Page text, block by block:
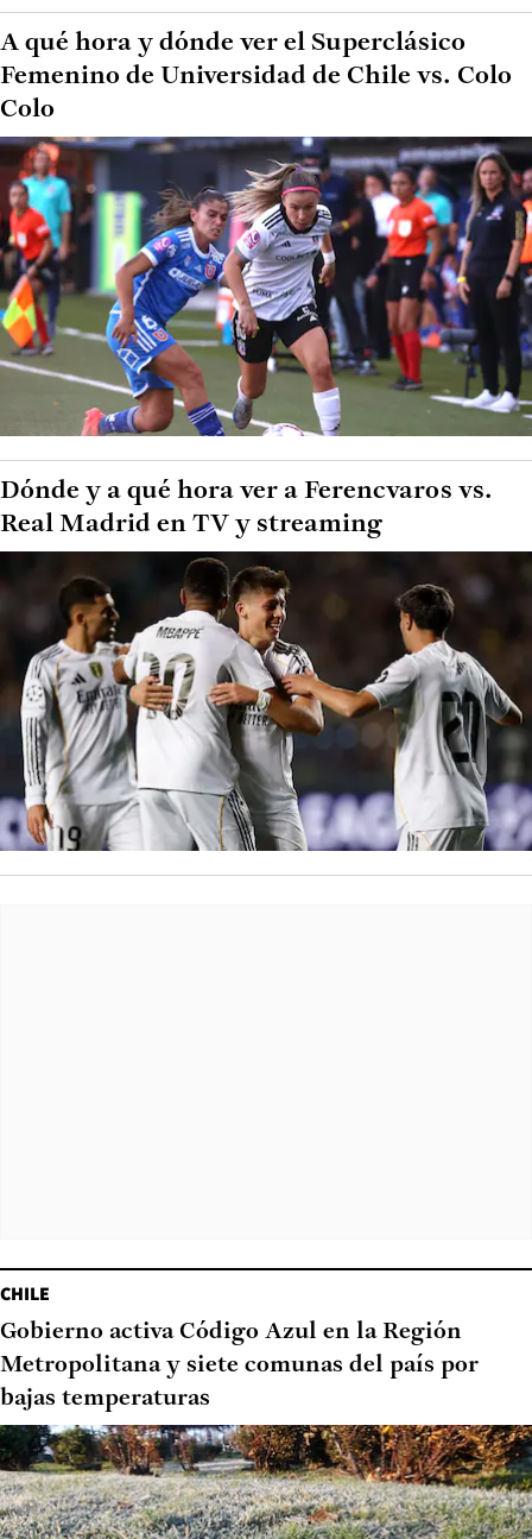
A qué hora y dónde ver el Superclásico
Femenino de Universidad de Chile vs. Colo
Colo
Dónde y a qué hora ver a Ferencvaros vs.
Real Madrid en TV y streaming
CHILE
Gobierno activa Código Azul en la Región
Metropolitana y siete comunas del país por
bajas temperaturas